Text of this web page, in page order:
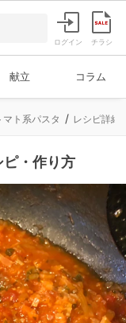
ログイン チラシ
献立 コラム
マト系パスタ レシピ詳細
・作り方